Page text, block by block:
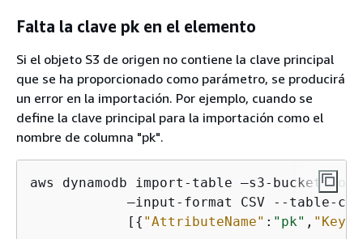
Falta la clave pk en el elemento
Si el objeto S3 de origen no contiene la clave principal
que se ha proporcionado como parámetro, se producirá
un error en la importación. Por ejemplo, cuando se
define la clave principal para la importación como el
nombre de columna "pk".
aws dynamodb import-table —s3-bucket-
—input-format CSV --table-
            [
{ "AttributeName" : "pk" ,